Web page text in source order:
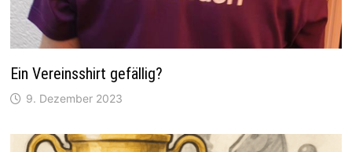
Ein Vereinsshirt gefällig?
9. Dezember 2023